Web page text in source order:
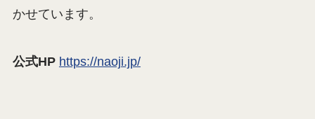
かせています。
公式HP https://naoji.jp/